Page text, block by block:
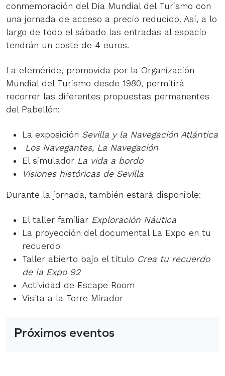
conmemoración del Día Mundial del Turismo con
una jornada de acceso a precio reducido. Así, a lo
largo de todo el sábado las entradas al espacio
tendrán un coste de 4 euros.
La efeméride, promovida por la Organización
Mundial del Turismo desde 1980, permitirá
recorrer las diferentes propuestas permanentes
del Pabellón:
La exposición Sevilla y la Navegación Atlántica
Los Navegantes, La Navegación
El simulador La vida a bordo
Visiones históricas de Sevilla
Durante la jornada, también estará disponible:
El taller familiar Exploración Náutica
La proyección del documental La Expo en tu
recuerdo
Taller abierto bajo el título Crea tu recuerdo
de la Expo 92
Actividad de Escape Room
Visita a la Torre Mirador
Próximos eventos